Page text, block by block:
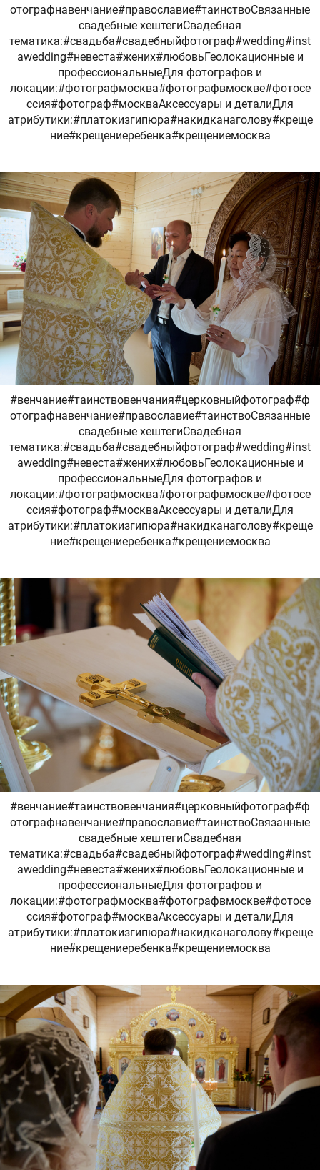
отографнавенчание#православие#таинствоСвязанные
свадебные хештегиСвадебная
тематика:#свадьба#свадебныйфотограф#wedding#inst
awedding#невеста#жених#любовьГеолокационные и
профессиональныеДля фотографов и
локации:#фотографмосква#фотографвмоскве#фотосе
ссия#фотограф#москваАксессуары и деталиДля
атрибутики:#платокизгипюра#накидканаголову#креще
ние#крещениеребенка#крещениемосква
#венчание#таинствовенчания#церковныйфотограф#ф
отографнавенчание#православие#таинствоСвязанные
свадебные хештегиСвадебная
тематика:#свадьба#свадебныйфотограф#wedding#inst
awedding#невеста#жених#любовьГеолокационные и
профессиональныеДля фотографов и
локации:#фотографмосква#фотографвмоскве#фотосе
ссия#фотограф#москваАксессуары и деталиДля
атрибутики:#платокизгипюра#накидканаголову#креще
ние#крещениеребенка#крещениемосква
#венчание#таинствовенчания#церковныйфотограф#ф
отографнавенчание#православие#таинствоСвязанные
свадебные хештегиСвадебная
тематика:#свадьба#свадебныйфотограф#wedding#inst
awedding#невеста#жених#любовьГеолокационные и
профессиональныеДля фотографов и
локации:#фотографмосква#фотографвмоскве#фотосе
ссия#фотограф#москваАксессуары и деталиДля
атрибутики:#платокизгипюра#накидканаголову#креще
ние#крещениеребенка#крещениемосква